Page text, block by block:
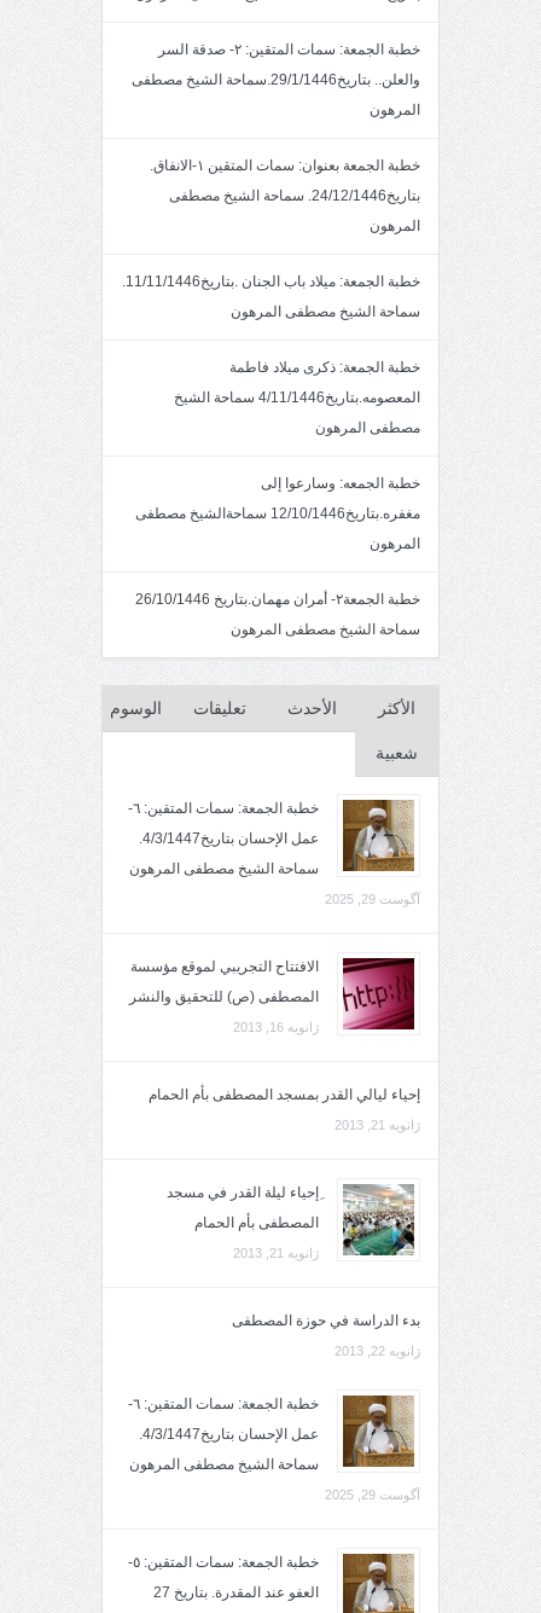
خطبة الجمعة: سمات المتقين: ٢- صدقة السر
والعلن.. بتاريخ29/1/1446.سماحة الشيخ مصطفى
المرهون
خطبة الجمعة بعنوان: سمات المتقين ١-الانفاق.
بتاريخ24/12/1446. سماحة الشيخ مصطفى
المرهون
خطبة الجمعة: ميلاد باب الجنان .بتاريخ11/11/1446.
سماحة الشيخ مصطفى المرهون
خطبة الجمعة: ذكرى ميلاد فاطمة
المعصومه.بتاريخ4/11/1446 سماحة الشيخ
مصطفى المرهون
خطبة الجمعه: وسارعوا إلى
مغفره.بتاريخ12/10/1446 سماحةالشيخ مصطفى
المرهون
خطبة الجمعة٢- أمران مهمان.بتاريخ 26/10/1446
سماحة الشيخ مصطفى المرهون
الأكثر
شعبية
الأحدث تعليقات الوسوم
خطبة الجمعة: سمات المتقين: ٦-
عمل الإحسان بتاريخ4/3/1447.
سماحة الشيخ مصطفى المرهون
آگوست 29, 2025
الافتتاح التجريبي لموقع مؤسسة
المصطفى (ص) للتحقيق والنشر
ژانویه 16, 2013
إحياء ليالي القدر بمسجد المصطفى بأم الحمام
ژانویه 21, 2013
ِإحياء ليلة القدر في مسجد
المصطفى بأم الحمام
ژانویه 21, 2013
بدء الدراسة في حوزة المصطفى
ژانویه 22, 2013
خطبة الجمعة: سمات المتقين: ٦-
عمل الإحسان بتاريخ4/3/1447.
سماحة الشيخ مصطفى المرهون
آگوست 29, 2025
خطبة الجمعة: سمات المتقين: ٥-
العفو عند المقدرة. بتاريخ 27